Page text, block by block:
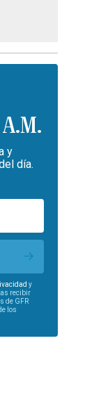
y
día.
y
recibir
de GFR
los